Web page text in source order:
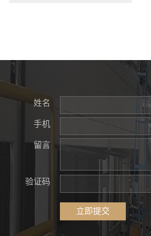
姓名
手机
留言
验证码